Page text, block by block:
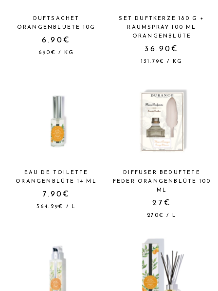
DUFTSACHET
ORANGENBLUETE 10G
6.90€
690€ / KG
SET DUFTKERZE 180 G +
RAUMSPRAY 100 ML
ORANGENBLÜTE
36.90€
131.79€ / KG
EAU DE TOILETTE
ORANGENBLÜTE 14 ML
7.90€
564.29€ / L
DIFFUSER BEDUFTETE
FEDER ORANGENBLÜTE 100
ML
27€
270€ / L